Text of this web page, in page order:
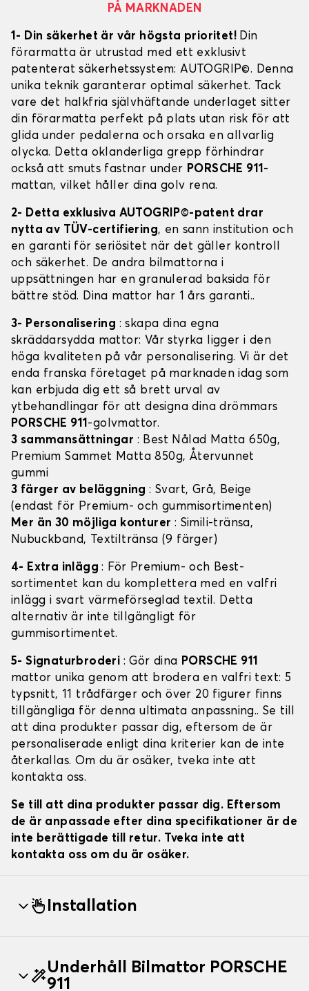
PÅ MARKNADEN
1- Din säkerhet är vår högsta prioritet! Din
förarmatta är utrustad med ett exklusivt
patenterat säkerhetssystem: AUTOGRIP©. Denna
unika teknik garanterar optimal säkerhet. Tack
vare det halkfria självhäftande underlaget sitter
din förarmatta perfekt på plats utan risk för att
glida under pedalerna och orsaka en allvarlig
olycka. Detta oklanderliga grepp förhindrar
också att smuts fastnar under PORSCHE 911-
mattan, vilket håller dina golv rena.
2- Detta exklusiva AUTOGRIP©-patent drar
nytta av TÜV-certifiering, en sann institution och
en garanti för seriösitet när det gäller kontroll
och säkerhet. De andra bilmattorna i
uppsättningen har en granulerad baksida för
bättre stöd. Dina mattor har 1 års garanti..
3- Personalisering : skapa dina egna
skräddarsydda mattor: Vår styrka ligger i den
höga kvaliteten på vår personalisering. Vi är det
enda franska företaget på marknaden idag som
kan erbjuda dig ett så brett urval av
ytbehandlingar för att designa dina drömmars
PORSCHE 911-golvmattor.
3 sammansättningar : Best Nålad Matta 650g,
Premium Sammet Matta 850g, Återvunnet
gummi
3 färger av beläggning: Svart, Grå, Beige
(endast för Premium- och gummisortimenten)
Mer än 30 möjliga konturer : Simili-tränsa,
Nubuckband, Textiltränsa (9 färger)
4- Extra inlägg: För Premium- och Best-
sortimentet kan du komplettera med en valfri
inlägg i svart värmeförseglad textil. Detta
alternativ är inte tillgängligt för
gummisortimentet.
5- Signaturbroderi : Gör dina PORSCHE 911
mattor unika genom att brodera en valfri text: 5
typsnitt, 11 trådfärger och över 20 figurer finns
tillgängliga för denna ultimata anpassning.. Se till
att dina produkter passar dig, eftersom de är
personaliserade enligt dina kriterier kan de inte
återkallas. Om du är osäker, tveka inte att
kontakta oss.
Se till att dina produkter passar dig. Eftersom
de är anpassade efter dina specifikationer är de
inte berättigade till retur. Tveka inte att
kontakta oss om du är osäker.
Installation
Underhåll Bilmattor PORSCHE
911